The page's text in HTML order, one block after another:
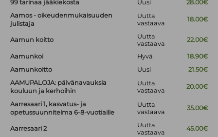
99 tarinaa jääkiekosta
Uusi
28.00€
Aamos - oikeudenmukaisuuden
julistaja
Uutta
vastaava
18.00€
Aamun koitto
Uutta
vastaava
22.00€
Aamunkoi Hyvä
18.90€
Aamunkoitto
Uusi
21.50€
AAMUPALOJA: päivänavauksia
kouluun ja kerhoihin
Uutta
vastaava
20.00€
Aarresaari 1, kasvatus- ja
opetussuunnitelma 6-8-vuotiaille
Uutta
vastaava
35.00€
Aarresaari 2
Uutta
vastaava
45.00€